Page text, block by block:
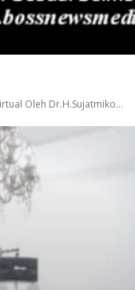
Oleh Dr.H.Sujatmiko...